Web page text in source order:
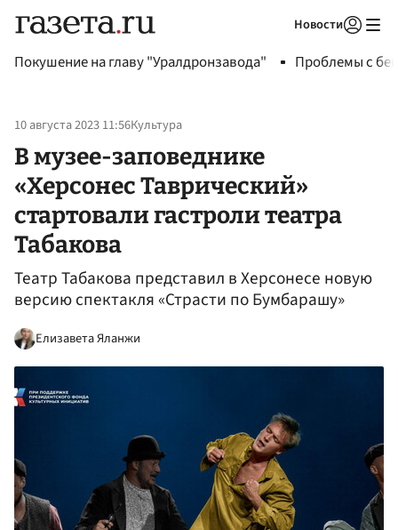
Новости
Покушение на главу "Уралдронзавода" Проблемы с
10 августа 2023 11:56Культура
В музее-заповеднике
«Херсонес Таврический»
стартовали гастроли театра
Табакова
Театр Табакова представил в Херсонесе новую
версию спектакля «Страсти по Бумбарашу»
Елизавета Яланжи